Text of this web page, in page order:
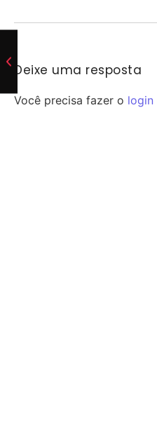
Deixe uma resposta
Você precisa fazer o login